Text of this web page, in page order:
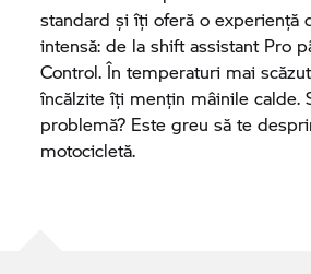
standard și îți oferă o experiență
intensă: de la shift assistant Pro
Control. În temperaturi mai
încălzite îți mențin mâinile calde.
problemă? Este greu să te
motocicletă.